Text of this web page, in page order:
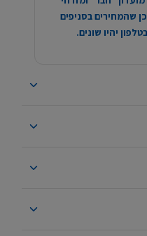
שהמחירים בסניפים
יהיו שונים.